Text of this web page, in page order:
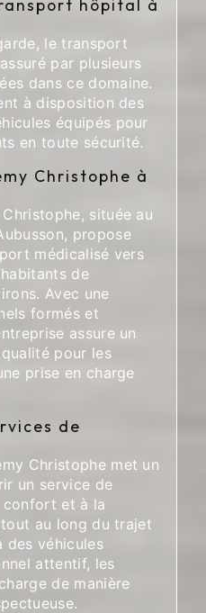
hôpital à
le transport
par plusieurs
dans ce domaine.
à disposition des
équipés pour
en toute sécurité.
Christophe à
située au
propose
médicalisé vers
de
Avec une
formés et
assure un
pour les
prise en charge
de
Christophe met un
un service de
confort et à la
au long du trajet
des véhicules
attentif, les
de manière